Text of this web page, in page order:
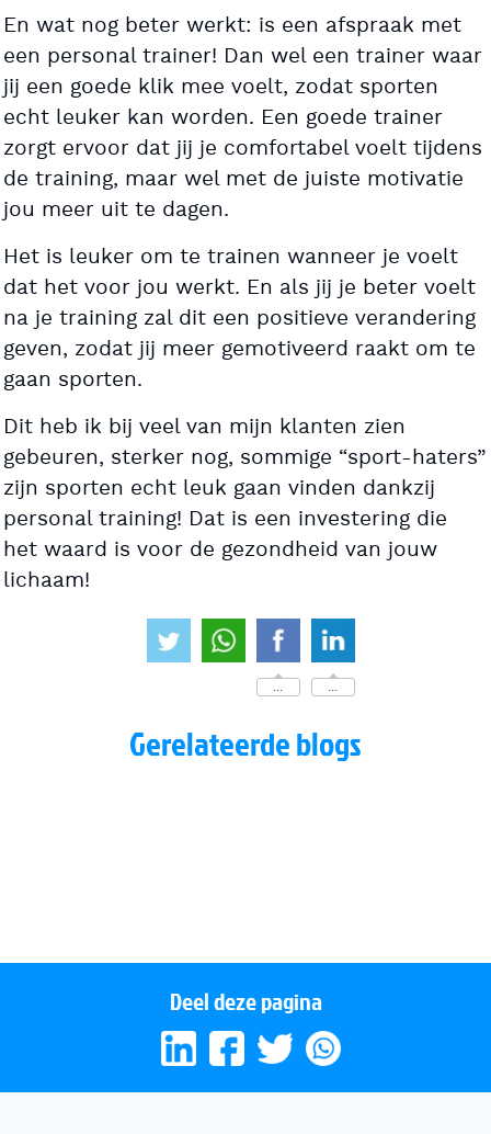
En wat nog beter werkt: is een afspraak met
een personal trainer! Dan wel een trainer waar
jij een goede klik mee voelt, zodat sporten
echt leuker kan worden. Een goede trainer
zorgt ervoor dat jij je comfortabel voelt tijdens
de training, maar wel met de juiste motivatie
jou meer uit te dagen.
Het is leuker om te trainen wanneer je voelt
dat het voor jou werkt. En als jij je beter voelt
na je training zal dit een positieve verandering
geven, zodat jij meer gemotiveerd raakt om te
gaan sporten.
Dit heb ik bij veel van mijn klanten zien
gebeuren, sterker nog, sommige “sport-haters”
zijn sporten echt leuk gaan vinden dankzij
personal training! Dat is een investering die
het waard is voor de gezondheid van jouw
lichaam!
... ...
Gerelateerde blogs
Deel deze pagina